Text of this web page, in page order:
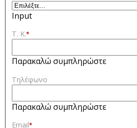
Input
Τ. Κ.*
Παρακαλώ συμπληρώστε
Τηλέφωνο
Παρακαλώ συμπληρώστε
Email*